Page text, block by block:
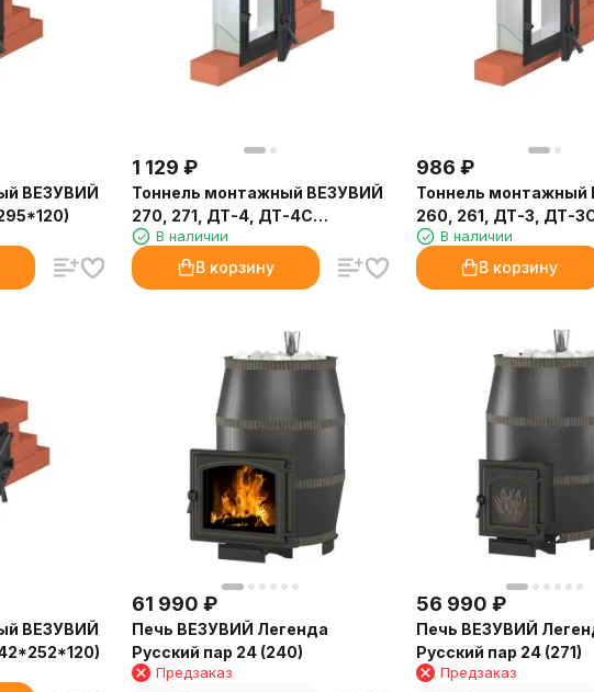
ВЕЗУВИЙ
1 129 ₽
Тоннель монтажный ВЕЗУВИЙ
270, 271, ДТ-4, ДТ-4С
(282*252*120)
В наличии
В корзину
986 ₽
Тоннель монтажный
260, 261, ДТ-3, ДТ-
(214*252*120)
В наличии
В корзину
ВЕЗУВИЙ
61 990 ₽
Печь ВЕЗУВИЙ Легенда
Русский пар 24 (240)
Предзаказ
56 990 ₽
Печь ВЕЗУВИЙ
Русский пар 24 (271)
Предзаказ